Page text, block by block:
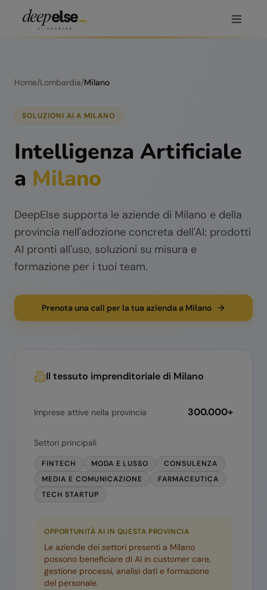
Home/Lombardia/Milano
SOLUZIONI AI A MILANO
Intelligenza Artificiale
a Milano
DeepElse supporta le aziende di Milano e della
provincia nell'adozione concreta dell'AI: prodotti
AI pronti all'uso, soluzioni su misura e
formazione per i tuoi team.
Prenota una call per la tua azienda a Milano
Il tessuto imprenditoriale di Milano
Imprese attive nella provincia 300.000+
Settori principali
FINTECH MODA E LUSSO
CONSULENZA
MEDIA E COMUNICAZIONE
FARMACEUTICA
TECH STARTUP
OPPORTUNITÀ AI IN QUESTA PROVINCIA
Le aziende dei settori presenti a Milano
possono beneficiare di AI in customer care,
gestione processi, analisi dati e formazione
del personale.